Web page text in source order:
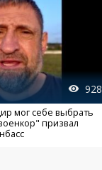
928
мог себе выбрать
призвал